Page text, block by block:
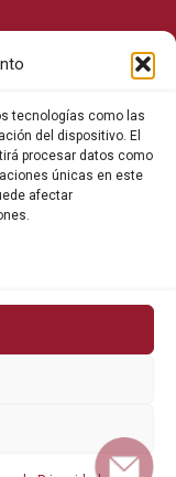
tecnologías como las
del dispositivo. El
procesar datos como
únicas en este
afectar